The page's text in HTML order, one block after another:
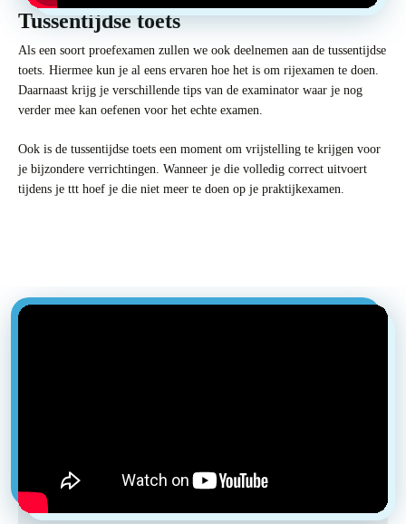
Tussentijdse toets
Als een soort proefexamen zullen we ook deelnemen aan de tussentijdse
toets. Hiermee kun je al eens ervaren hoe het is om rijexamen te doen.
Daarnaast krijg je verschillende tips van de examinator waar je nog
verder mee kan oefenen voor het echte examen.
Ook is de tussentijdse toets een moment om vrijstelling te krijgen voor
je bijzondere verrichtingen. Wanneer je die volledig correct uitvoert
tijdens je ttt hoef je die niet meer te doen op je praktijkexamen.